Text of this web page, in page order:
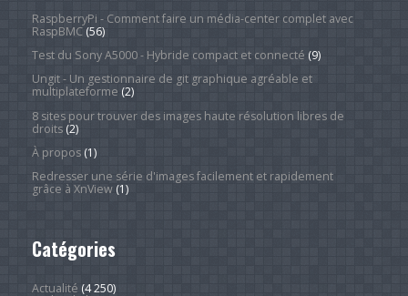
RaspberryPi - Comment faire un média-center complet avec
RaspBMC(56)
Test du Sony A5000 - Hybride compact et connecté (9)
Ungit - Un gestionnaire de git graphique agréable et
multiplateforme (2)
8 sites pour trouver des images haute résolution libres de
droits(2)
À propos(1)
Redresser une série d'images facilement et rapidement
grâce à XnView(1)
Catégories
Actualité (4 250)